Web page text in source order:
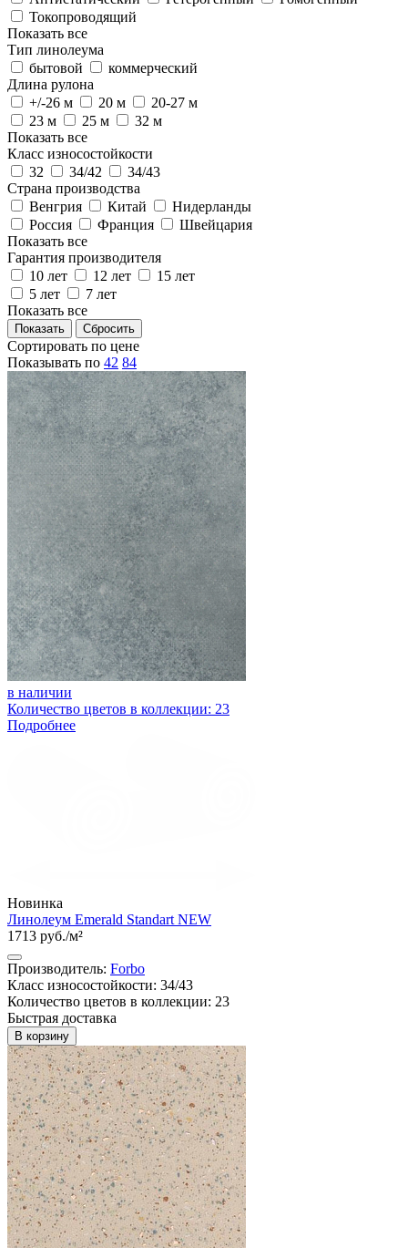
Токопроводящий
Показать все
Тип линолеума
бытовой
коммерческий
Длина рулона
+/-26 м
20 м
20-27 м
23 м
25 м
32 м
Показать все
Класс износостойкости
32
34/42
34/43
Страна производства
Венгрия
Китай
Нидерланды
Россия
Франция
Швейцария
Показать все
Гарантия производителя
10 лет
12 лет
15 лет
5 лет
7 лет
Показать все
Сортировать по цене
Показывать по 42 84
в наличии
Количество цветов в коллекции: 23
Подробнее
Новинка
Линолеум Emerald Standart NEW
1713 руб./м²
Производитель: Forbo
Класс износостойкости: 34/43
Количество цветов в коллекции: 23
Быстрая доставка
В корзину